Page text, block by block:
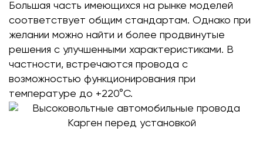
Большая часть имеющихся на рынке моделей
соответствует общим стандартам. Однако при
желании можно найти и более продвинутые
решения с улучшенными характеристиками. В
частности, встречаются провода с
возможностью функционирования при
температуре до +220°C.